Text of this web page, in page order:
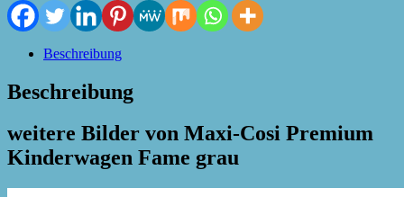
Beschreibung
Beschreibung
weitere Bilder von Maxi-Cosi Premium
Kinderwagen Fame grau